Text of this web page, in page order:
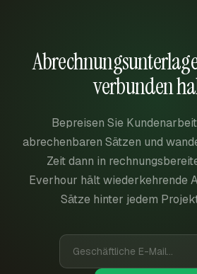
verbunden
Bepreisen Sie
abrechenbaren Sätzen und
Zeit dann in
Everhour hält wiederkehrende
Sätze hinter jedem